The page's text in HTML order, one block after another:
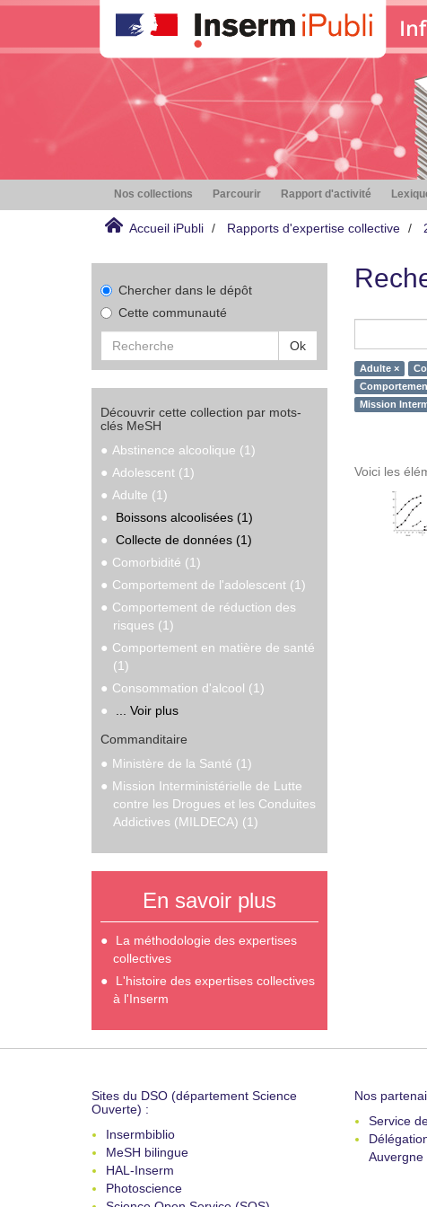
Nos collections Parcourir Rapport d'activité
Accueil iPubli Rapports d'expertise collective
Chercher dans le dépôt
Cette communauté
Ok
Découvrir cette collection par mots-
clés MeSH
Abstinence alcoolique (1)
Adolescent (1)
Adulte (1)
Boissons alcoolisées (1)
Collecte de données (1)
Comorbidité (1)
Comportement de l'adolescent (1)
Comportement de réduction des
risques (1)
Comportement en matière de santé
(1)
Consommation d'alcool (1)
... Voir plus
Commanditaire
Ministère de la Santé (1)
Mission Interministérielle de Lutte
contre les Drogues et les Conduites
Addictives (MILDECA) (1)
En savoir plus
La méthodologie des expertises
collectives
L'histoire des expertises collectives
à l'Inserm
Adulte ×
Mission
Voici les
Sites du DSO (département Science
Ouverte) :
Insermbiblio
MeSH bilingue
HAL-Inserm
Photoscience
Nos
Service
Auvergne